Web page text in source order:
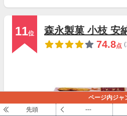
11位
森永製菓 小枝 安
74.8点
ページ内ジャ
先頭
---